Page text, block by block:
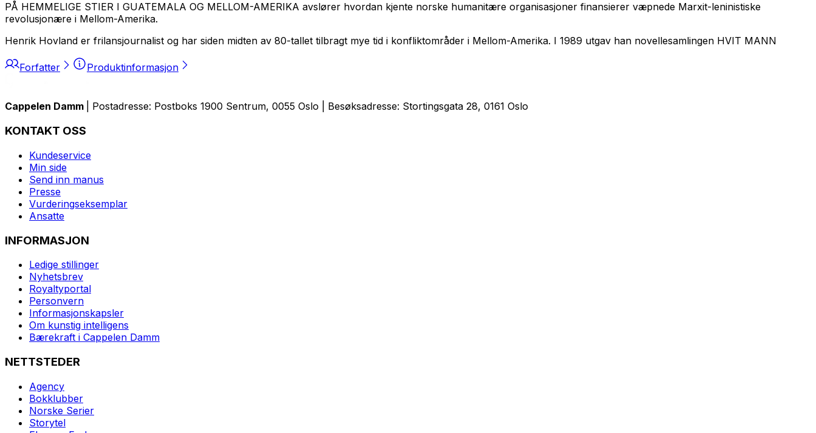
PÅ HEMMELIGE STIER I GUATEMALA OG MELLOM-AMERIKA avslører hvordan kjente norske humanitære organisasjoner finansierer væpnede Marxit-leninistiske
revolusjonære i Mellom-Amerika.
Henrik Hovland er frilansjournalist og har siden midten av 80-tallet tilbragt mye tid i konfliktområder i Mellom-Amerika. I 1989 utgav han novellesamlingen HVIT MANN
Forfatter Produktinformasjon
Cappelen Damm | Postadresse: Postboks 1900 Sentrum, 0055 Oslo | Besøksadresse: Stortingsgata 28, 0161 Oslo
KONTAKT OSS
Kundeservice
Min side
Send inn manus
Presse
Vurderingseksemplar
Ansatte
INFORMASJON
Ledige stillinger
Nyhetsbrev
Royaltyportal
Personvern
Informasjonskapsler
Om kunstig intelligens
Bærekraft i Cappelen Damm
NETTSTEDER
Agency
Bokklubber
Norske Serier
Storytel